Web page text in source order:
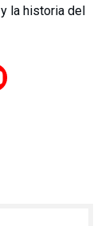
la historia del